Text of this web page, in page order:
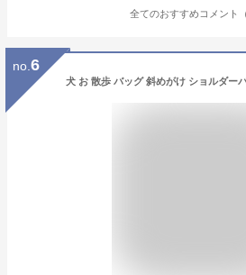
全てのおすすめコメント
no. 6